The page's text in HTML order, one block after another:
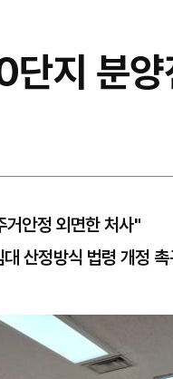
지 분
안정 외면한 처사"
산정방식 법령 개정 촉